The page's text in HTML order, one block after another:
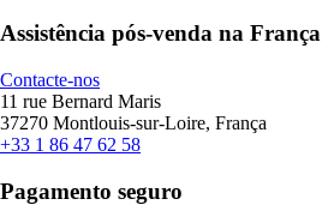
Assistência pós-venda na França
Contacte-nos
11 rue Bernard Maris
37270 Montlouis-sur-Loire, França
+33 1 86 47 62 58
Pagamento seguro